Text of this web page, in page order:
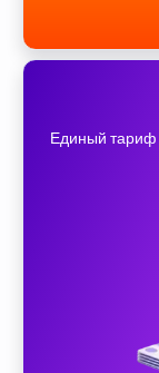
Единый тариф